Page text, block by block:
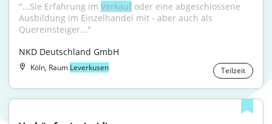
"...Sie Erfahrung im Verkauf oder eine abgeschlossene
Ausbildung im Einzelhandel mit - aber auch als
Quereinsteiger..."
NKD Deutschland GmbH
Köln, Raum Leverkusen Teilzeit